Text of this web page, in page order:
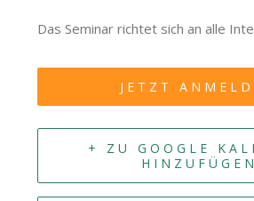
Das Seminar richtet sich an alle
JETZT
+ ZU GOOGLE
HINZUFÜGEN